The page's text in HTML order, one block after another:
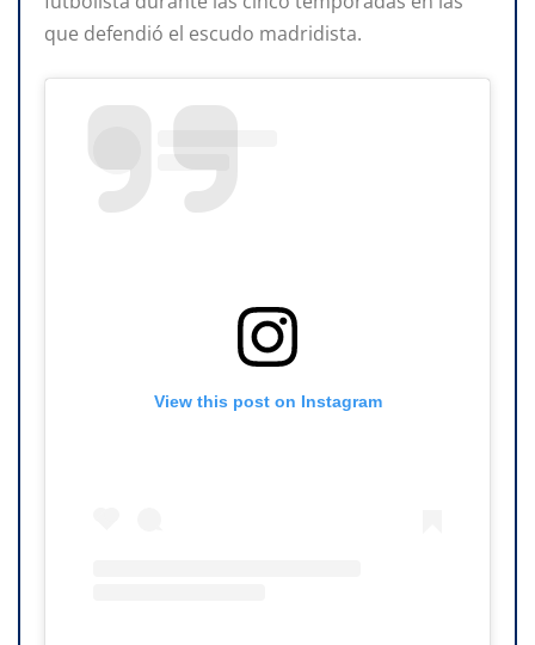
que defendió el escudo madridista.
View this post on Instagram